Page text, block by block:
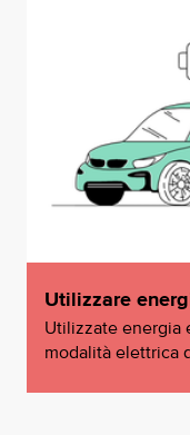
Utilizzare
Utilizzate energia
modalità elettrica